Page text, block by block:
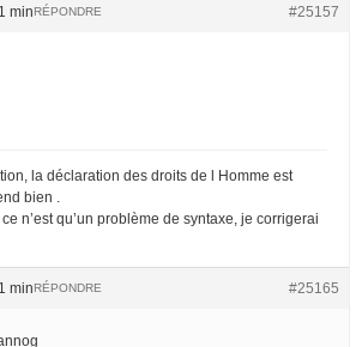
min #25157
RÉPONDRE
la déclaration des droits de l Homme est
bien .
n’est qu’un problème de syntaxe, je corrigerai
min #25165
RÉPONDRE